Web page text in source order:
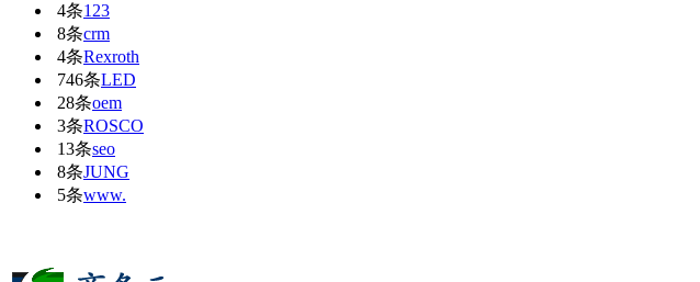
4条123
8条crm
4条Rexroth
746条LED
28条oem
3条ROSCO
13条seo
8条JUNG
5条www.